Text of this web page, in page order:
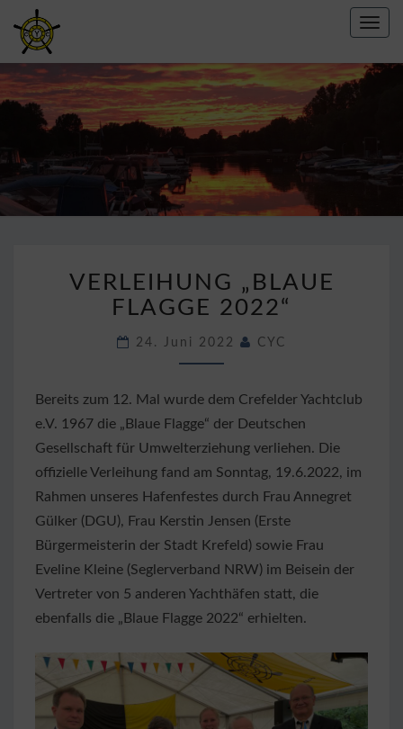
CREFELDER
YACHT
CLUB E.V.
„BLAUE
FLAGGE
VERLEIHUNG „BLAUE
FLAGGE 2022“
24. Juni 2022 CYC
Bereits zum 12. Mal wurde dem Crefelder Yachtclub
e.V. 1967 die „Blaue Flagge“ der Deutschen
Gesellschaft für Umwelterziehung verliehen. Die
offizielle Verleihung fand am Sonntag, 19.6.2022, im
Rahmen unseres Hafenfestes durch Frau Annegret
Gülker (DGU), Frau Kerstin Jensen (Erste
Bürgermeisterin der Stadt Krefeld) sowie Frau
Eveline Kleine (Seglerverband NRW) im Beisein der
Vertreter von 5 anderen Yachthäfen statt, die
ebenfalls die „Blaue Flagge 2022“ erhielten.